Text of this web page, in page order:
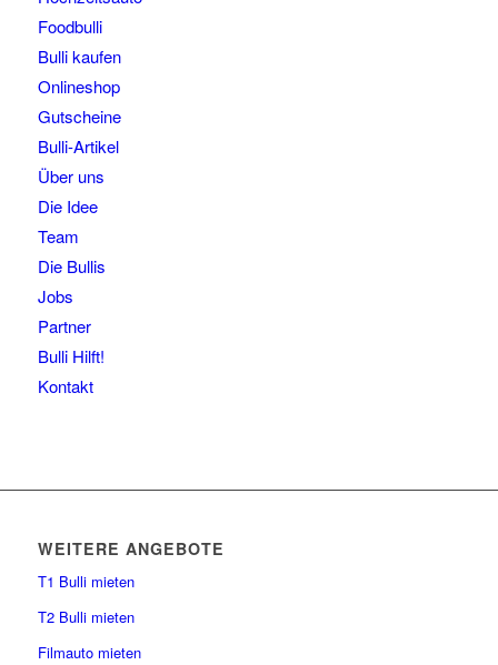
Foodbulli
Bulli kaufen
Onlineshop
Gutscheine
Bulli-Artikel
Über uns
Die Idee
Team
Die Bullis
Jobs
Partner
Bulli Hilft!
Kontakt
WEITERE ANGEBOTE
T1 Bulli mieten
T2 Bulli mieten
Filmauto mieten